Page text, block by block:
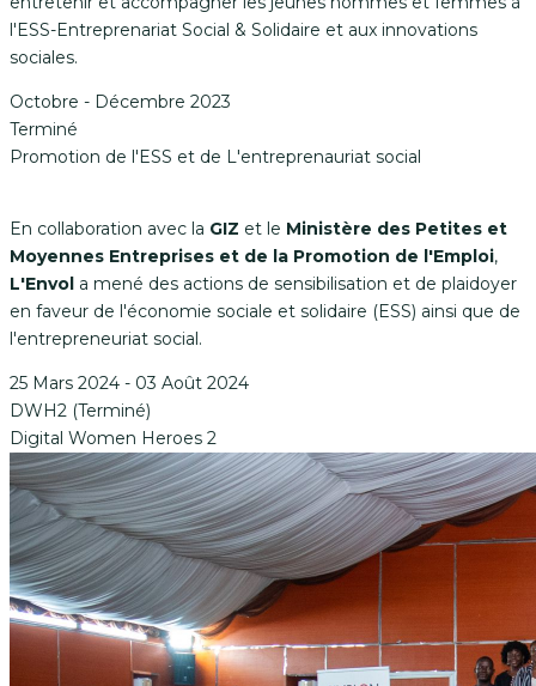
l'ESS-Entreprenariat Social & Solidaire et aux innovations
sociales.
Octobre - Décembre 2023
Terminé
Promotion de l'ESS et de L'entreprenauriat social
En collaboration avec la GIZ et le Ministère des Petites et
Moyennes Entreprises et de la Promotion de l'Emploi,
L'Envol a mené des actions de sensibilisation et de plaidoyer
en faveur de l'économie sociale et solidaire (ESS) ainsi que de
l'entrepreneuriat social.
25 Mars 2024 - 03 Août 2024
DWH2 (Terminé)
Digital Women Heroes 2